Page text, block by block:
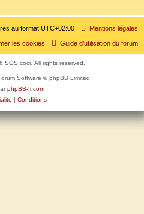
Mentions légales
au format UTC+02:00
Guide d'utilisation du forum
les cookies
cocu All rights reserved.
Software © phpBB Limited
phpBB-fr.com
| Conditions